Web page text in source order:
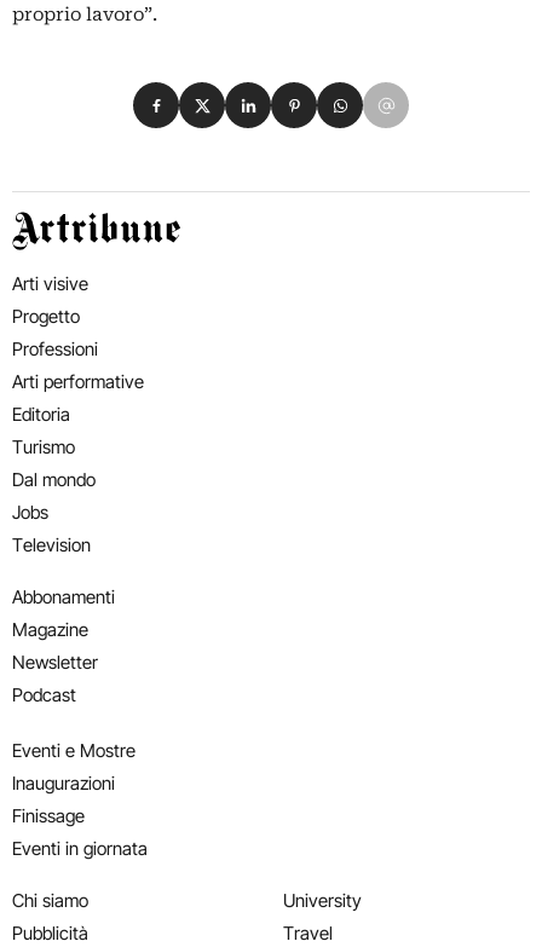
proprio lavoro”.
Condividi su Facebook
Condividi su X
Condividi su LinkedIn
Condividi su Pinterest
Condividi su WhatsApp
Condividi su Email
Artribune
Arti visive
Progetto
Professioni
Arti performative
Editoria
Turismo
Dal mondo
Jobs
Television
Abbonamenti
Magazine
Newsletter
Podcast
Eventi e Mostre
Inaugurazioni
Finissage
Eventi in giornata
Chi siamo
Pubblicità
University
Travel